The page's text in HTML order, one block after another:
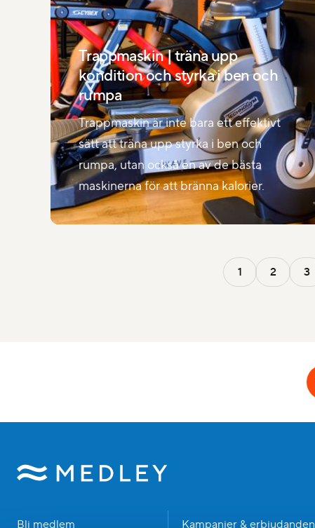
Trappmaskin | träna upp
kondition och styrka i ben och
rumpa
Trappmaskin är inte bara ett effektivt
sätt att träna upp styrka i ben och
rumpa, utan också en av de bästa
maskinerna för att bränna kalorier.
1 2 3
Bli medlem Kampanjer & erbjudanden